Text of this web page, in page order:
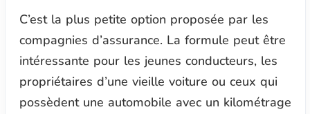
C’est la plus petite option proposée par les
compagnies d’assurance. La formule peut être
intéressante pour les jeunes conducteurs, les
propriétaires d’une vieille voiture ou ceux qui
possèdent une automobile avec un kilométrage